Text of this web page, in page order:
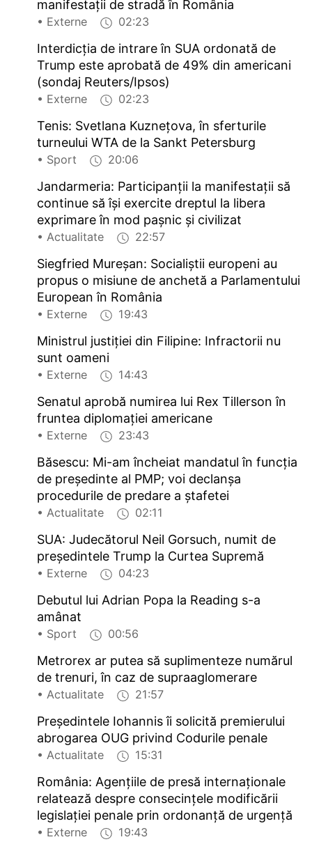
manifestații de stradă în România
• Externe 02:23
Interdicția de intrare în SUA ordonată de
Trump este aprobată de 49% din americani
(sondaj Reuters/Ipsos)
• Externe 02:23
Tenis: Svetlana Kuznețova, în sferturile
turneului WTA de la Sankt Petersburg
• Sport 20:06
Jandarmeria: Participanții la manifestații să
continue să își exercite dreptul la libera
exprimare în mod pașnic și civilizat
• Actualitate 22:57
Siegfried Mureșan: Socialiștii europeni au
propus o misiune de anchetă a Parlamentului
European în România
• Externe 19:43
Ministrul justiției din Filipine: Infractorii nu
sunt oameni
• Externe 14:43
Senatul aprobă numirea lui Rex Tillerson în
fruntea diplomației americane
• Externe 23:43
Băsescu: Mi-am încheiat mandatul în funcția
de președinte al PMP; voi declanșa
procedurile de predare a ștafetei
• Actualitate 02:11
SUA: Judecătorul Neil Gorsuch, numit de
președintele Trump la Curtea Supremă
• Externe 04:23
Debutul lui Adrian Popa la Reading s-a
amânat
• Sport 00:56
Metrorex ar putea să suplimenteze numărul
de trenuri, în caz de supraaglomerare
• Actualitate 21:57
Președintele Iohannis îi solicită premierului
abrogarea OUG privind Codurile penale
• Actualitate 15:31
România: Agențiile de presă internaționale
relatează despre consecințele modificării
legislației penale prin ordonanță de urgență
• Externe 19:43